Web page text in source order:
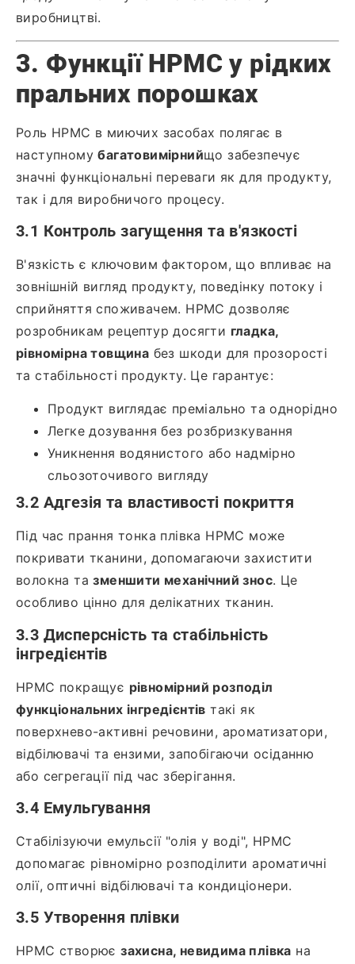
виробництві.
3. Функції HPMC у рідких
пральних порошках
Роль HPMC в миючих засобах полягає в
наступномубагатовимірнийщо забезпечує
значні функціональні переваги як для продукту,
так і для виробничого процесу.
3.1 Контроль загущення та в'язкості
В'язкість є ключовим фактором, що впливає на
зовнішній вигляд продукту, поведінку потоку і
сприйняття споживачем. HPMC дозволяє
розробникам рецептур досягти гладка,
рівномірна товщина без шкоди для прозорості
та стабільності продукту. Це гарантує:
Продукт виглядає преміально та однорідно
Легке дозування без розбризкування
Уникнення водянистого або надмірно
сльозоточивого вигляду
3.2 Адгезія та властивості покриття
Під час прання тонка плівка HPMC може
покривати тканини, допомагаючи захистити
волокна тазменшити механічний знос. Це
особливо цінно для делікатних тканин.
3.3 Дисперсність та стабільність
інгредієнтів
HPMC покращує рівномірний розподіл
функціональних інгредієнтів такі як
поверхнево-активні речовини, ароматизатори,
відбілювачі та ензими, запобігаючи осіданню
або сегрегації під час зберігання.
3.4 Емульгування
Стабілізуючи емульсії "олія у воді", HPMC
допомагає рівномірно розподілити ароматичні
олії, оптичні відбілювачі та кондиціонери.
3.5 Утворення плівки
HPMC створюєзахисна, невидима плівка на